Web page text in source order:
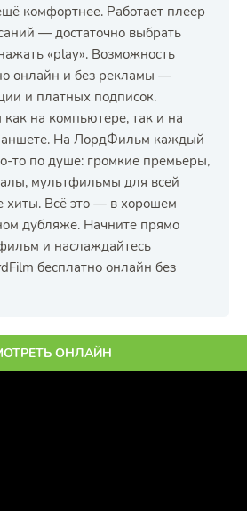
комфортнее. Работает плеер
— достаточно выбрать
«play». Возможность
онлайн и без рекламы —
и платных подписок.
на компьютере, так и на
На ЛордФильм каждый
то по душе: громкие премьеры,
мультфильмы для всей
хиты. Всё это — в хорошем
дубляже. Начните прямо
и наслаждайтесь
бесплатно онлайн без
ОНЛАЙН